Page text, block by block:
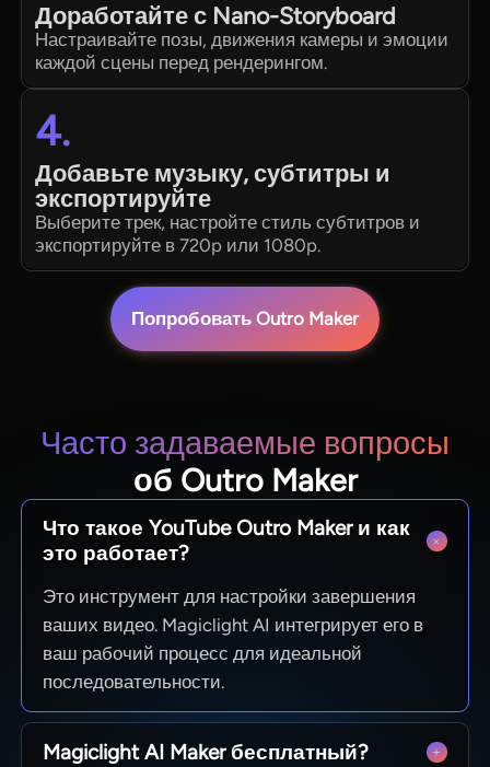
Доработайте с Nano-Storyboard
Настраивайте позы, движения камеры и эмоции
каждой сцены перед рендерингом.
4.
Добавьте музыку, субтитры и
экспортируйте
Выберите трек, настройте стиль субтитров и
экспортируйте в 720p или 1080p.
Попробовать Outro Maker
Часто задаваемые вопросы
об Outro Maker
Что такое YouTube Outro Maker и как
это работает?
Это инструмент для настройки завершения
ваших видео. Magiclight AI интегрирует его в
ваш рабочий процесс для идеальной
последовательности.
Magiclight AI Maker бесплатный?